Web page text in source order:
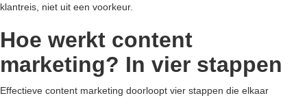
klantreis, niet uit een voorkeur.
Hoe werkt content
marketing? In vier stappen
Effectieve content marketing doorloopt vier stappen die elkaar